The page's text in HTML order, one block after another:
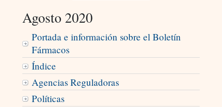
Agosto 2020
Portada e información sobre el Boletín
Fármacos
Índice
Agencias Reguladoras
Políticas